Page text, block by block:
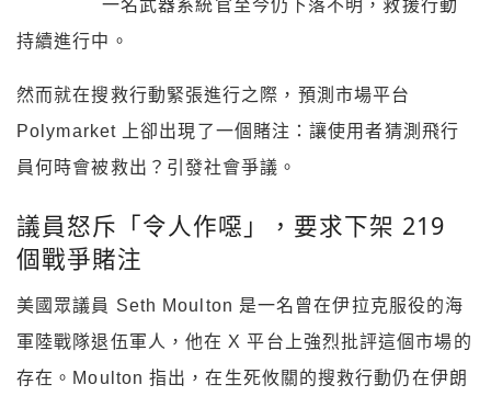
一名武器系統官至今仍下落不明，救援行動
持續進行中。
然而就在搜救行動緊張進行之際，預測市場平台
Polymarket 上卻出現了一個賭注：讓使用者猜測飛行
員何時會被救出？引發社會爭議。
議員怒斥「令人作噁」，要求下架 219
個戰爭賭注
美國眾議員 Seth Moulton 是一名曾在伊拉克服役的海
軍陸戰隊退伍軍人，他在 X 平台上強烈批評這個市場的
存在。Moulton 指出，在生死攸關的搜救行動仍在伊朗